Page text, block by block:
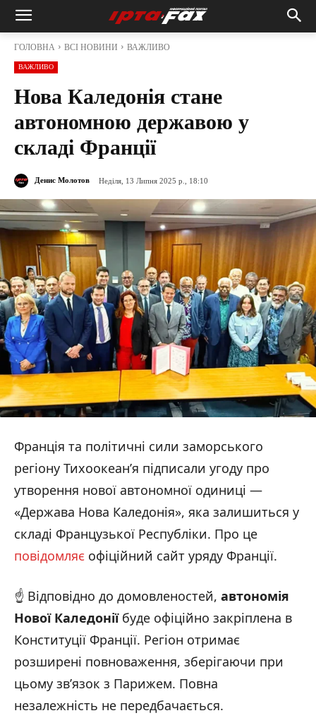
ГОЛОВНА ВСІ НОВИНИ ВАЖЛИВО
ВАЖЛИВО
Нова Каледонія стане
автономною державою у
складі Франції
Денис Молотов Неділя, 13 Липня 2025 р., 18:10
Франція та політичні сили заморського
регіону Тихоокеан’я підписали угоду про
утворення нової автономної одиниці —
«Держава Нова Каледонія», яка залишиться у
складі Французької Республіки. Про це
повідомляє офіційний сайт уряду Франції.
☝️ Відповідно до домовленостей, автономія
Нової Каледоніїбуде офіційно закріплена в
Конституції Франції. Регіон отримає
розширені повноваження, зберігаючи при
цьому зв’язок з Парижем. Повна
незалежність не передбачається.